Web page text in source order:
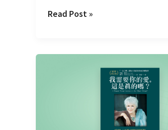
Read Post »